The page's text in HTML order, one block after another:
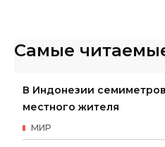
Самые
В Индонезии
местного жителя
МИР